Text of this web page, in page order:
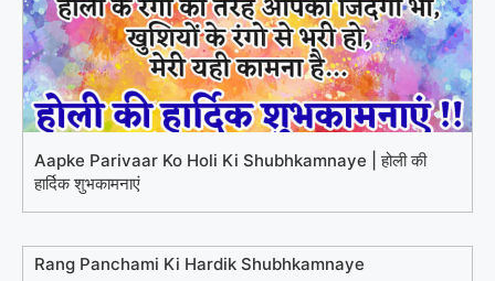
Aapke Parivaar Ko Holi Ki Shubhkamnaye | होली की
हार्दिक शुभकामनाएं
Rang Panchami Ki Hardik Shubhkamnaye